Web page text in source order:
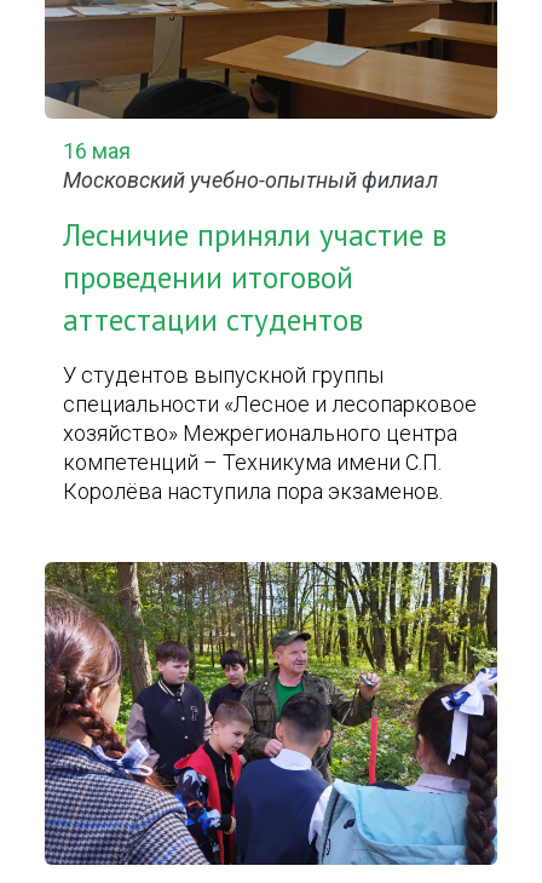
16 мая
Московский учебно-опытный филиал
Лесничие приняли участие в
проведении итоговой
аттестации студентов
У студентов выпускной группы
специальности «Лесное и лесопарковое
хозяйство» Межрегионального центра
компетенций – Техникума имени С.П.
Королёва наступила пора экзаменов.